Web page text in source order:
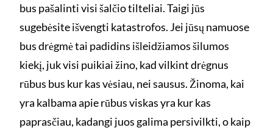
bus pašalinti visi šalčio tilteliai. Taigi jūs
sugebėsite išvengti katastrofos. Jei jūsų namuose
bus drėgmė tai padidins išleidžiamos šilumos
kiekį, juk visi puikiai žino, kad vilkint drėgnus
rūbus bus kur kas vėsiau, nei sausus. Žinoma, kai
yra kalbama apie rūbus viskas yra kur kas
paprasčiau, kadangi juos galima persivilkti, o kaip